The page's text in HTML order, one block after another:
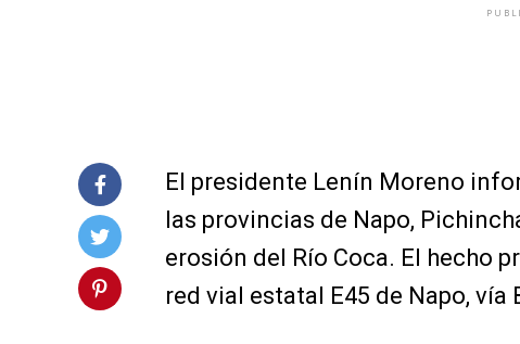
El presidente Lenín Moreno
las provincias de Napo,
erosión del Río Coca. El hecho
red vial estatal E45 de Napo, vía